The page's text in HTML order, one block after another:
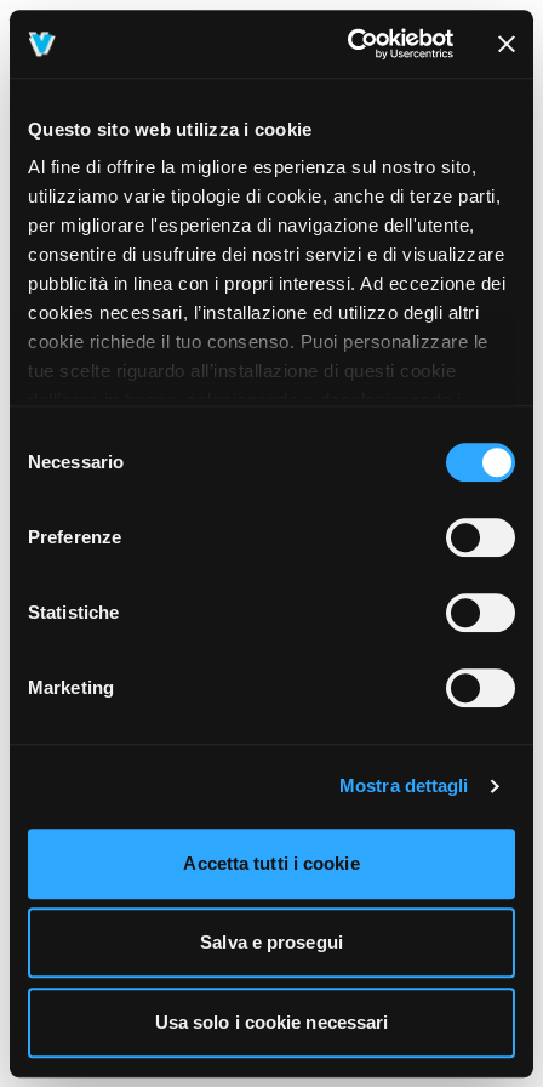
Questo sito web utilizza i cookie
Al fine di offrire la migliore esperienza sul nostro sito,
utilizziamo varie tipologie di cookie, anche di terze parti,
per migliorare l'esperienza di navigazione dell'utente,
consentire di usufruire dei nostri servizi e di visualizzare
pubblicità in linea con i propri interessi. Ad eccezione dei
cookies necessari, l’installazione ed utilizzo degli altri
cookie richiede il tuo consenso. Puoi personalizzare le
tue scelte riguardo all’installazione di questi cookie
prosegui” o decidere di accettare tutti i cookie, cliccando
sul pulsante “Accetta tutti i cookie”. Cliccando sul tasto
unicamente i cookie necessari alla navigazione. Per
funzionamento, puoi prendere visione dell’informativa
cliccando qui.
delNecessario
Preferenze
Statistiche
Marketing
Mostra dettagli
Accetta tutti i cookie
Salva e prosegui
Usa solo i cookie necessari
404